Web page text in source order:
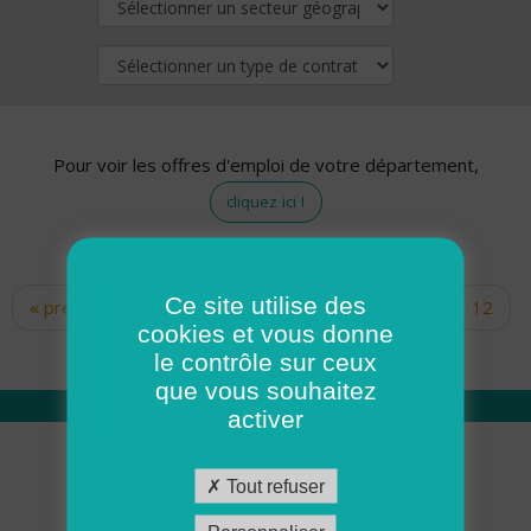
Pour voir les offres d'emploi de votre département,
cliquez ici !
Pages
« premier ‹ précédent … 10
12
14 15 16 17
Qui sommes nous
Académie ADMR
Ce site utilise des
cookies et vous donne
le contrôle sur ceux
que vous souhaitez
activer
Tout refuser